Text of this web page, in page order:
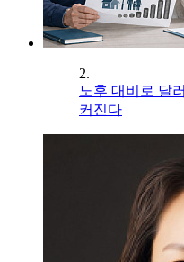
2.
노후 대비로 달
커진다